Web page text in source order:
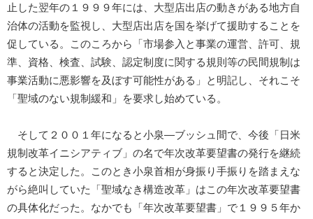
止した翌年の１９９９年には、大型店出店の動きがある地方自
治体の活動を監視し、大型店出店を国を挙げて援助することを
促している。このころから「市場参入と事業の運営、許可、規
準、資格、検査、試験、認定制度に関する規則等の民間規制は
事業活動に悪影響を及ぼす可能性がある」と明記し、それこそ
「聖域のない規制緩和」を要求し始めている。
そして２００１年になると小泉―ブッシュ間で、今後「日米
規制改革イニシアティブ」の名で年次改革要望書の発行を継続
すると決定した。このとき小泉首相が身振り手振りを踏まえな
がら絶叫していた「聖域なき構造改革」はこの年次改革要望書
の具体化だった。なかでも「年次改革要望書」で１９９５年か